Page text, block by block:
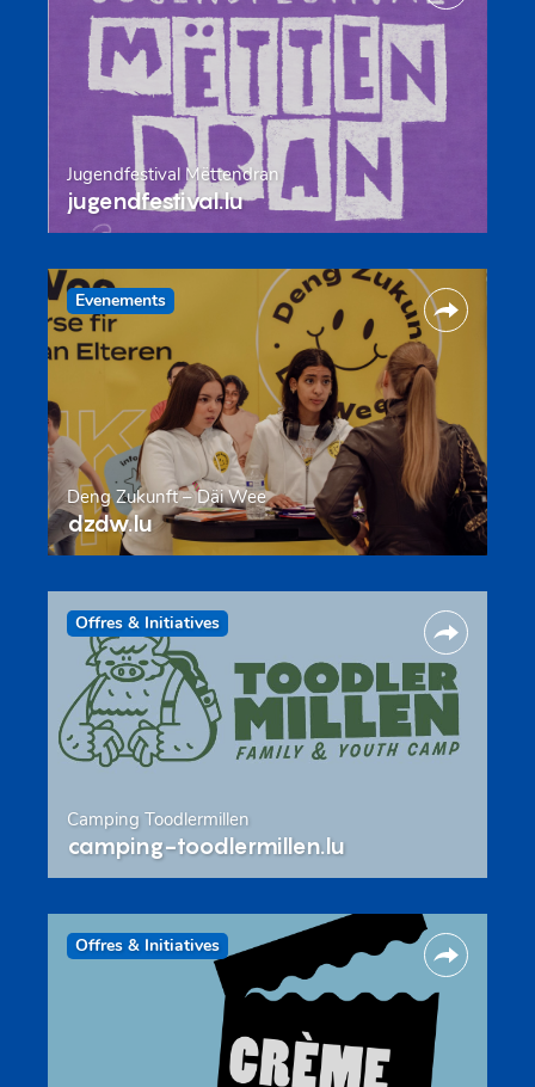
Jugendfestival Mëttendran
jugendfestival.lu
Evenements
Deng Zukunft – Däi Wee
dzdw.lu
Offres & Initiatives
Camping Toodlermillen
camping-toodlermillen.lu
Offres & Initiatives